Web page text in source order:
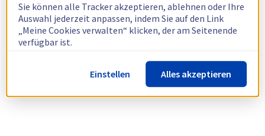
Sie können alle Tracker akzeptieren, ablehnen oder Ihre
Auswahl jederzeit anpassen, indem Sie auf den Link
„Meine Cookies verwalten“ klicken, der am Seitenende
verfügbar ist.
Weitere Informationen finden Sie in unsererRichtlinie
zur Verwendung von Cookies.
Einstellen Alles akzeptieren